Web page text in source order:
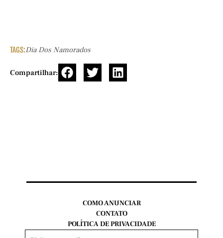
TAGS:Dia Dos Namorados
Compartilhar:
COMO ANUNCIAR
CONTATO
POLÍTICA DE PRIVACIDADE